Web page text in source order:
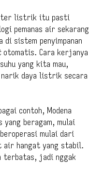
listrik itu pasti
pemanas air sekarang
di sistem penyimpanan
otomatis. Cara kerjanya
yang kita mau,
daya listrik secara
contoh, Modena
beragam, mulai
mulai dari
air hangat yang stabil.
terbatas, jadi nggak